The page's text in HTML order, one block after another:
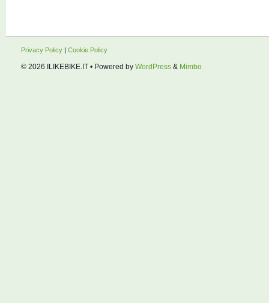
Privacy Policy Cookie Policy
© 2026 ILIKEBIKE.IT • Powered by WordPress & Mimbo